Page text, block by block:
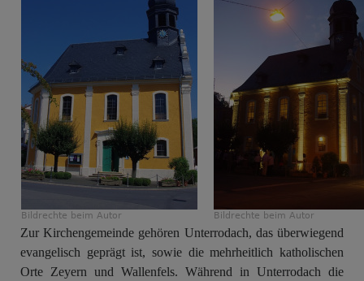
Bildrechte beim Autor Bildrechte beim Autor
Zur Kirchengemeinde gehören Unterrodach, das überwiegend
evangelisch geprägt ist, sowie die mehrheitlich katholischen
Orte Zeyern und Wallenfels. Während in Unterrodach die